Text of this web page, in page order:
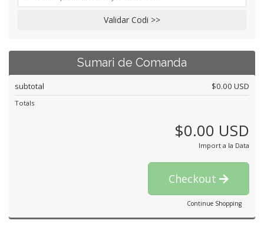
Validar Codi >>
Sumari de Comanda
subtotal $0.00 USD
Totals
$0.00 USD
Import a la Data
Checkout
Continue Shopping